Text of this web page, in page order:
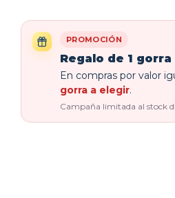
PROMOCIÓN
Regalo de 1 gorra
En compras por valor
gorra a elegir.
Campaña limitada al stock